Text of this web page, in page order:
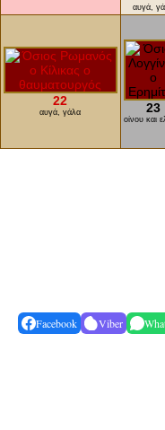
αυγά,
22
αυγά, γάλα 23
οίνου και
Facebook Viber